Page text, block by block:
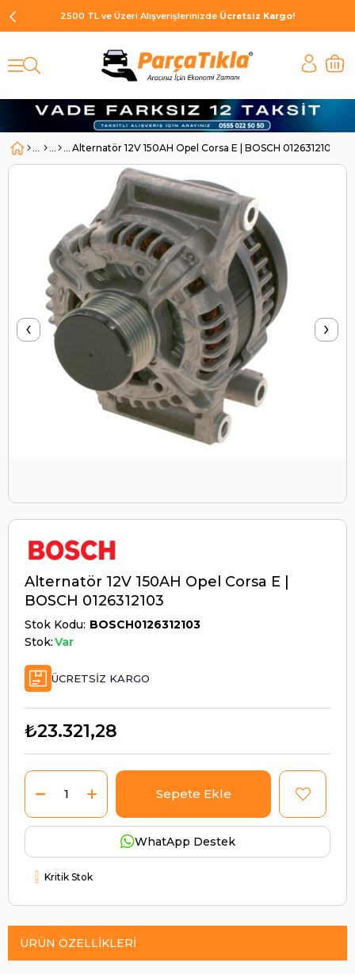
2500 TL ve Üzeri Alışverişlerinizde Ücretsiz Kargo!
Alternatör 12V 150AH Opel Corsa E | BOSCH 0126312103
‹ ›
Alternatör 12V 150AH Opel Corsa E |
BOSCH 0126312103
Stok Kodu BOSCH0126312103
Stok:Var
ÜCRETSIZ KARGO
₺23.321,28
WhatApp Destek
Kritik Stok
ÜRÜN ÖZELLIKLERI